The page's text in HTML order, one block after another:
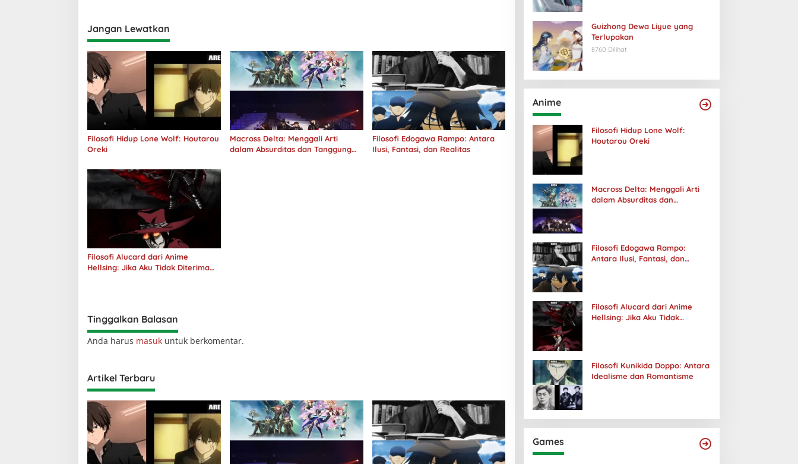
Jangan Lewatkan
Filosofi Hidup Lone Wolf: Houtarou
Oreki
Macross Delta: Menggali Arti
dalam Absurditas dan Tanggung
Filosofi Edogawa Rampo: Antara
Ilusi, Fantasi, dan Realitas
Filosofi Alucard dari Anime
Hellsing: Jika Aku Tidak Diterima
Tinggalkan Balasan
Anda harus masuk untuk berkomentar.
Artikel Terbaru
Guizhong Dewa Liyue yang
Terlupakan
8760 Dilihat
Anime
Filosofi Hidup Lone Wolf:
Houtarou Oreki
Macross Delta: Menggali Arti
dalam Absurditas dan
Filosofi Edogawa Rampo:
Antara Ilusi, Fantasi, dan
Filosofi Alucard dari Anime
Hellsing: Jika Aku Tidak
Filosofi Kunikida Doppo: Antara
Idealisme dan Romantisme
Games